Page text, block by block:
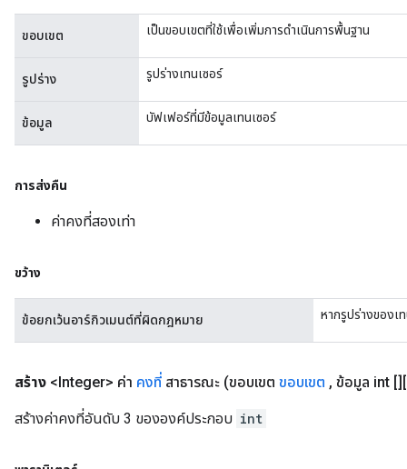
ขอบเขต เป็นขอบเขตที่ใช้เพื่อเพิ่มการดำเนินการพื้นฐาน
รูปร่าง รูปร่างเทนเซอร์
ข้อมูล บัฟเฟอร์ที่มีข้อมูลเทนเซอร์
การส่งคืน
ค่าคงที่สองเท่า
ขว้าง
ข้อยกเว้นอาร์กิวเมนต์ที่ผิดกฎหมาย หากรูปร่างของเ
สร้าง <Integer> ค่า คงที่ สาธารณะ (ขอบเขต ขอบเขต , ข้อมูล int
สร้างค่าคงที่อันดับ 3 ขององค์ประกอบ int